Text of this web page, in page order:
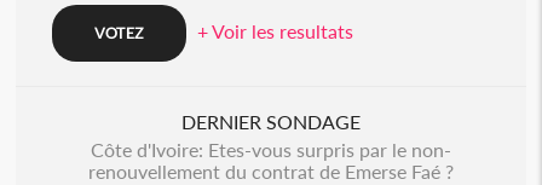
+ Voir les resultats
DERNIER SONDAGE
Côte d'Ivoire: Etes-vous surpris par le non-
renouvellement du contrat de Emerse Faé ?